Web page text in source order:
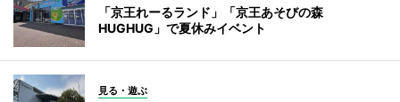
「京王れーるランド」「京王あそびの森
HUGHUG」で夏休みイベント
見る・遊ぶ